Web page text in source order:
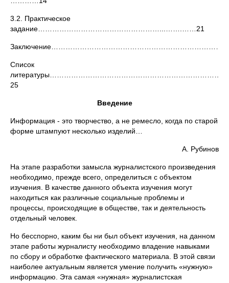
3.2. Практическое
задание……………………………………………...…….……21
Список
литературы…………………………………………………………………
25
Введение
Информация - это творчество, а не ремесло, когда по старой
форме штампуют несколько изделий…
А. Рубинов
На этапе разработки замысла журналистского произведения
необходимо, прежде всего, определиться с объектом
изучения. В качестве данного объекта изучения могут
находиться как различные социальные проблемы и
процессы, происходящие в обществе, так и деятельность
отдельный человек.
Но бесспорно, каким бы ни был объект изучения, на данном
этапе работы журналисту необходимо владение навыками
по сбору и обработке фактического материала. В этой связи
наиболее актуальным является умение получить «нужную»
информацию. Эта самая «нужная» журналистская